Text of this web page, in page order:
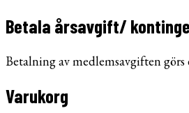
Betala årsavgift/
Betalning av medlemsavgiften görs
Varukorg